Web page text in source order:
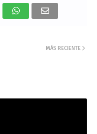
MÁS RECIENTE